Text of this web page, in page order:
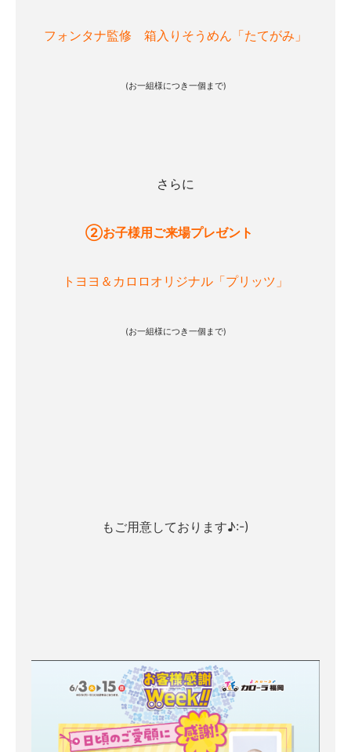
フォンタナ監修 箱入りそうめん「たてがみ」
(お一組様につき一個まで)
さらに
②お子様用ご来場プレゼント
トヨヨ＆カロロオリジナル「プリッツ」
(お一組様につき一個まで)
もご用意しております♪:-)